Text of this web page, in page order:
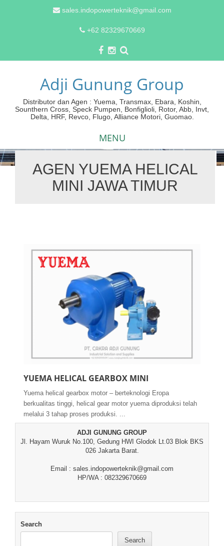
sales.indopowerteknik@gmail.com
+62 82329670669
Adji Gunung Group
Distributor dan Agen : Yuema, Transmax, Ebara, Koshin,
Sounthern Cross, Speck Pumpen, Bonfiglioli, Rotor, Abb, Invt,
Delta, HRF, Revco, Flugo, Alliance Motori, Guomao.
MENU
SkipAGEN YUEMA HELICAL
MINI JAWA TIMUR
YUEMA HELICAL GEARBOX MINI
Yuema helical gearbox motor – berteknologi Eropa
berkualitas tinggi, helical gear motor yuema diproduksi telah
melalui 3 tahap proses produksi. ...
ADJI GUNUNG GROUP
Jl. Hayam Wuruk No.100, Gedung HWI Glodok Lt.03 Blok BKS
026 Jakarta Barat.
Email : sales.indopowerteknik@gmail.com
HP/WA : 082329670669
Search
Search